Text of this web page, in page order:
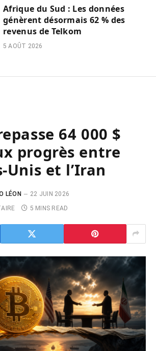
Afrique du Sud : Les données
génèrent désormais 62 % des
revenus de Telkom
5 AOÛT 2026
64 000 $
progrès entre
Unis et l’Iran
LÉON
22 JUIN 2026
5 MINS READ